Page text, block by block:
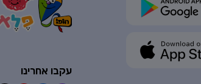
עקבו אחרינו